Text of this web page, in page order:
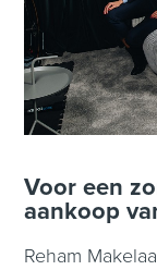
Voor een
aankoop
Reham